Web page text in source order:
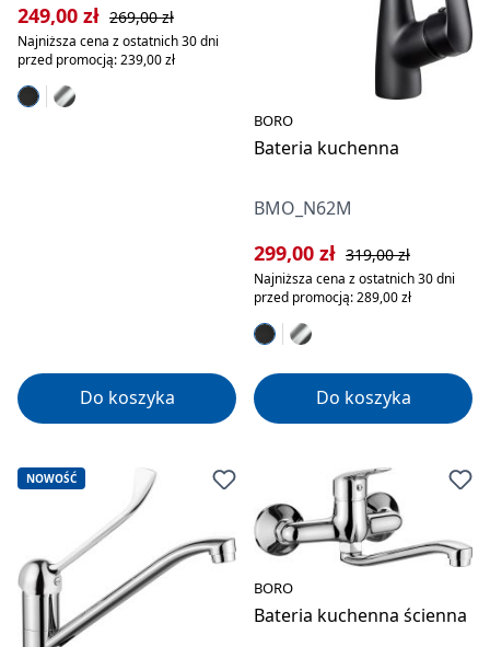
Cena sprzedaży:
249,00 zł Cena regularna:
269,00 zł
Najniższa cena z ostatnich 30 dni
przed promocją: 239,00 zł
Do koszyka
BORO
Bateria kuchenna
BMO_N62M
Cena sprzedaży:
299,00 zł Cena regularna:
319,00 zł
Najniższa cena z ostatnich 30 dni
przed promocją: 289,00 zł
Do koszyka
NOWOŚĆ
BORO
Bateria kuchenna ścienna